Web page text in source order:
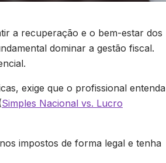
a recuperação e o bem-estar dos
dominar a gestão fiscal.
exige que o profissional entenda
Simples Nacional vs. Lucro
impostos de forma legal e tenha